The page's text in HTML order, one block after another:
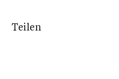
Teilen